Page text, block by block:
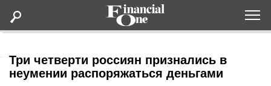
Три четверти россиян признались в
неумении распоряжаться деньгами